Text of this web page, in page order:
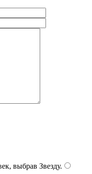
выбрав Звезду.